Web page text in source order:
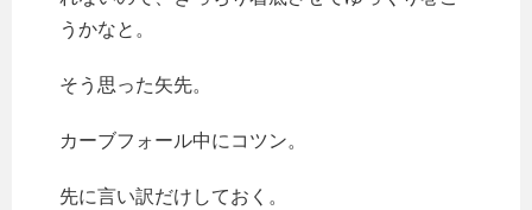
うかなと。
そう思った矢先。
カーブフォール中にコツン。
先に言い訳だけしておく。